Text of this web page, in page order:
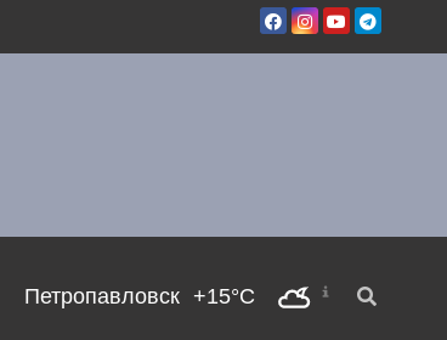
Петропавловск +15°C